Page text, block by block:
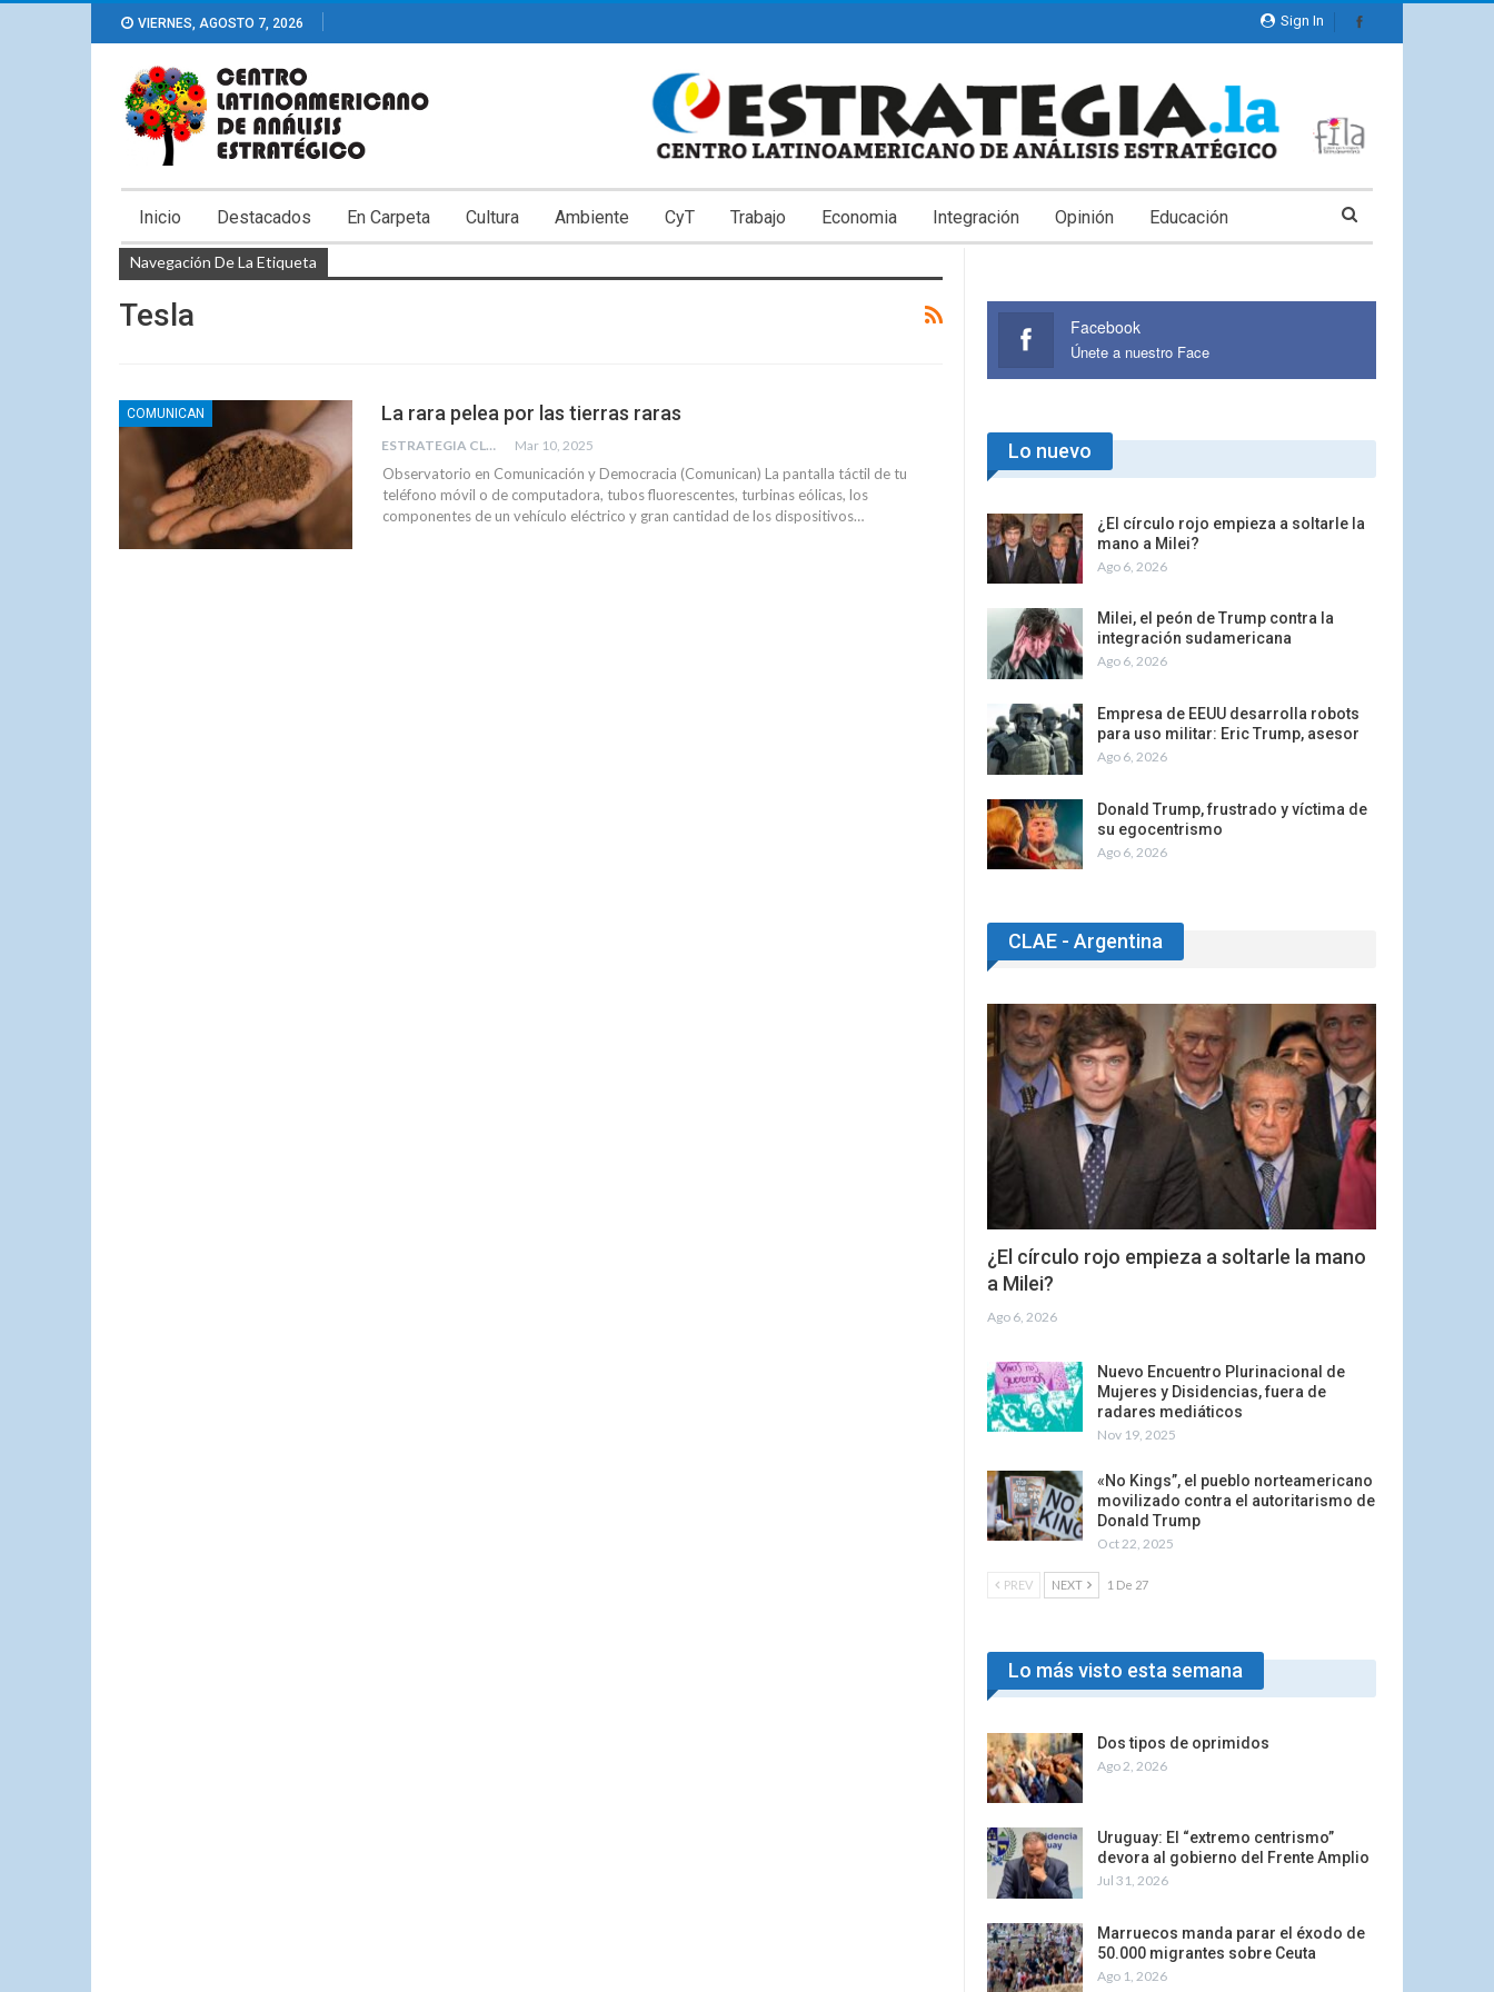
Sign In
VIERNES, AGOSTO 7, 2026
Inicio Destacados En Carpeta Cultura Ambiente CyT Trabajo Economia Integración Opinión Educación
Navegación De La Etiqueta
Tesla
COMUNICAN La rara pelea por las tierras raras
ESTRATEGIA CLAE Mar 10, 2025
Observatorio en Comunicación y Democracia (Comunican) La pantalla táctil de tu
teléfono móvil o de computadora, tubos fluorescentes, turbinas eólicas, los
componentes de un vehículo eléctrico y gran cantidad de los dispositivos…
Facebook
Únete a nuestro Face
Lo nuevo
¿El círculo rojo empieza a soltarle la
mano a Milei?
Ago 6, 2026
Milei, el peón de Trump contra la
integración sudamericana
Ago 6, 2026
Empresa de EEUU desarrolla robots
para uso militar: Eric Trump, asesor
Ago 6, 2026
Donald Trump, frustrado y víctima de
su egocentrismo
Ago 6, 2026
CLAE - Argentina
¿El círculo rojo empieza a soltarle la mano
a Milei?
Ago 6, 2026
Nuevo Encuentro Plurinacional de
Mujeres y Disidencias, fuera de
radares mediáticos
Nov 19, 2025
«No Kings”, el pueblo norteamericano
movilizado contra el autoritarismo de
Donald Trump
Oct 22, 2025
PREV NEXT 1 De 27
Lo más visto esta semana
Dos tipos de oprimidos
Ago 2, 2026
Uruguay: El “extremo centrismo”
devora al gobierno del Frente Amplio
Jul 31, 2026
Marruecos manda parar el éxodo de
50.000 migrantes sobre Ceuta
Ago 1, 2026